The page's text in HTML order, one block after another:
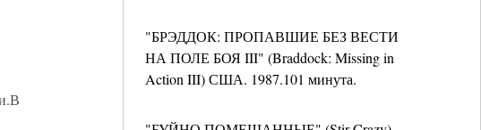
"БРЭДДОК: ПРОПАВШИЕ БЕЗ ВЕСТИ
НА ПОЛЕ БОЯ III" (Braddock: Missing in
Action III) США. 1987.101 минута.